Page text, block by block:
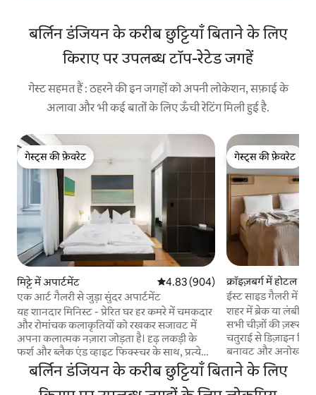
बर्लिन डंजियन के करीब छुट्टियाँ बिताने के लिए
किराए पर उपलब्ध टॉप-रेटेड जगहें
गेस्ट सहमत हैं : ठहरने की इन जगहों को अपनी लोकेशन, सफ़ाई के
अलावा और भी कई बातों के लिए ऊँची रेटिंग मिली हुई है.
गेस्ट्स की फ़ेवरेट
गेस्ट्स की फ़ेवरेट
मिट्टे में अपार्टमेंट औसत रेटिंग 5 में से 4.83, 904 समीक्षाएँ
4.83 (904)
एक आर्ट गैलरी से जुड़ा सुंदर अपार्टमेंट
यह शानदार मिनिस्ट - प्रेरित घर हर कमरे में चमकदार
और रोमांचक कलाकृतियों को रखकर सजावट में
अपना कलात्मक नज़ारा जोड़ता है। दृढ़ लकड़ी के
फर्श और ब्लैक एंड व्हाइट फिक्स्चर के साथ, प्रत्येक
जगह में एक शानदार आकर्षण और विशेषता है।
Impressum Aglaja Schott Gütlingstr. 18B
14167 बर्लिन हमारी जगह वाकई अनोखी है क्योंकि
गेस्ट्स की फ़ेवरेट
गेस्ट्स की फ़ेवरेट
क्रॉइज़बर्ग में होटल का
ईस्ट साइड गैलरी में
शहर में ब्रेक या लंबी
सभी चीज़ों की ज़रूरत
चतुराई से डिज़ाइन
बनावट और अनोखी
पास एक आरामदायक
किंग - साइज़ बेड,
आसानी से खाना
बर्लिन डंजियन के करीब छुट्टियाँ बिताने के लिए